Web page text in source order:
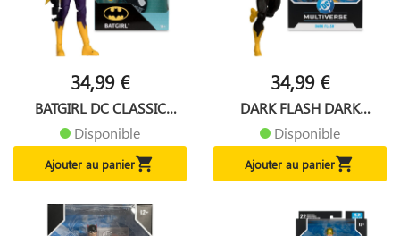
34,99 €
BATGIRL DC CLASSIC
FIGURINE...
Disponible
Ajouter au panier
34,99 €
DARK FLASH DARK
MULTIVERSE...
Disponible
Ajouter au panier